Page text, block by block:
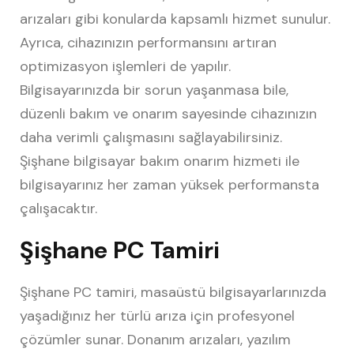
arızaları gibi konularda kapsamlı hizmet sunulur.
Ayrıca, cihazınızın performansını artıran
optimizasyon işlemleri de yapılır.
Bilgisayarınızda bir sorun yaşanmasa bile,
düzenli bakım ve onarım sayesinde cihazınızın
daha verimli çalışmasını sağlayabilirsiniz.
Şişhane bilgisayar bakım onarım hizmeti ile
bilgisayarınız her zaman yüksek performansta
çalışacaktır.
Şişhane PC Tamiri
Şişhane PC tamiri, masaüstü bilgisayarlarınızda
yaşadığınız her türlü arıza için profesyonel
çözümler sunar. Donanım arızaları, yazılım